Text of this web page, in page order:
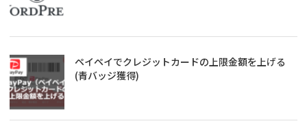
ペイペイでクレジットカードの上限金額を上げる
(青バッジ獲得)